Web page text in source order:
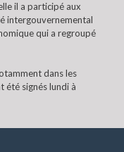
il a participé aux
intergouvernemental
qui a regroupé
dans les
été signés lundi à